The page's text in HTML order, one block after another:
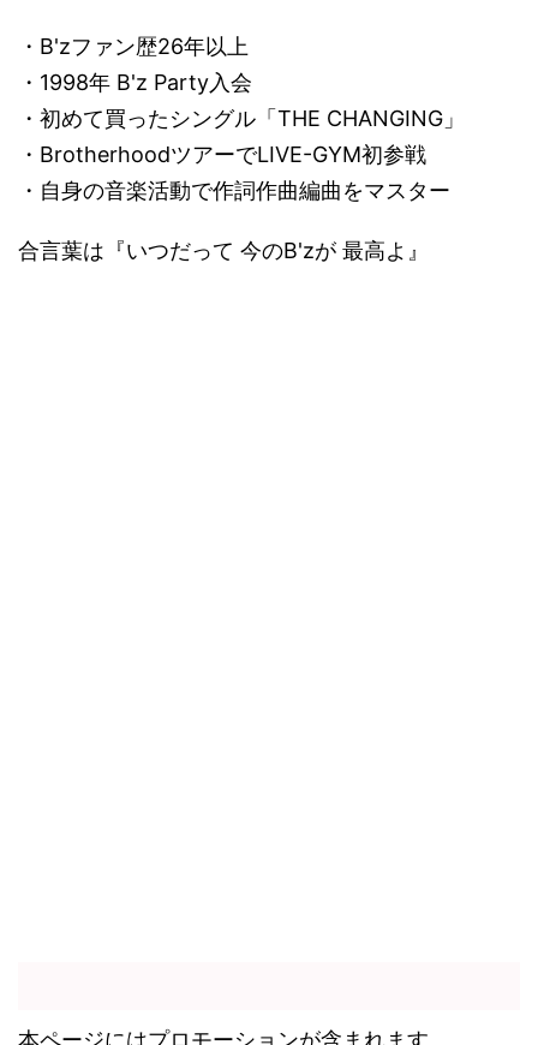
・B'zファン歴26年以上
・1998年 B'z Party入会
・初めて買ったシングル「THE CHANGING」
・BrotherhoodツアーでLIVE-GYM初参戦
・自身の音楽活動で作詞作曲編曲をマスター
合言葉は『いつだって 今のB'zが 最高よ』
本ページにはプロモーションが含まれます。